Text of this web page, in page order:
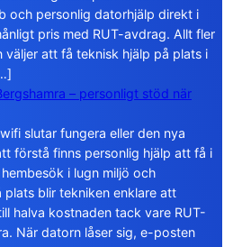
och personlig datorhjälp direkt i
pris med RUT-avdrag. Allt fler
väljer att få teknisk hjälp på plats i
– personligt stöd när
slutar fungera eller den nya
förstå finns personlig hjälp att få i
i lugn miljö och
blir tekniken enklare att
halva kostnaden tack vare RUT-
När datorn låser sig, e-posten